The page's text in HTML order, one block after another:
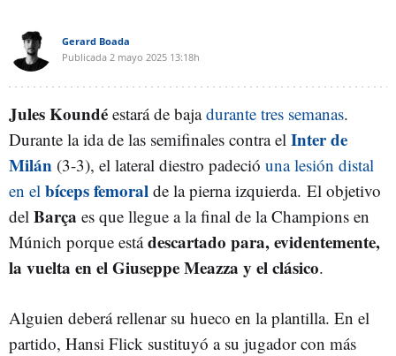
Gerard Boada
Publicada 2 mayo 2025 13:18h
Jules Koundé estará de bajadurante tres semanas.
Durante la ida de las semifinales contra el Inter de
Milán (3-3), el lateral diestro padeció una lesión distal
en el bíceps femoral de la pierna izquierda. El objetivo
del Barça es que llegue a la final de la Champions en
Múnich porque estádescartado para, evidentemente,
la vuelta en el Giuseppe Meazza y el clásico.
Alguien deberá rellenar su hueco en la plantilla. En el
partido, Hansi Flick sustituyó a su jugador con más